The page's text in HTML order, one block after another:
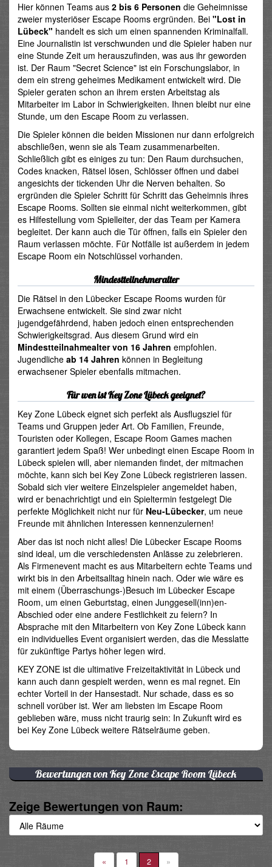
Hier können Teams aus 2 bis 6 Personen die Geheimnisse
zweier mysteriöser Escape Rooms ergründen. Bei "Lost in
Lübeck" handelt es sich um einen spannenden Kriminalfall.
Eine Journalistin ist verschwunden und die Spieler haben nur
eine Stunde Zeit um herauszufinden, was aus ihr geworden
ist. Der Raum "Secret Science" ist ein Forschungslabor, in
dem ein streng geheimes Medikament entwickelt wird. Die
Spieler geraten schon an ihrem ersten Arbeitstag als
Mitarbeiter im Labor in Schwierigkeiten. Ihnen bleibt nur eine
Stunde, um den Escape Room zu verlassen.
Die Spieler können die beiden Missionen nur dann erfolgreich
abschließen, wenn sie als Team zusammenarbeiten.
Schließlich gibt es einiges zu tun: Den Raum durchsuchen,
Codes knacken, Rätsel lösen, Schlösser öffnen und dabei
angesichts der tickenden Uhr die Nerven behalten. So
ergründen die Spieler Schritt für Schritt das Geheimnis ihres
Escape Rooms. Sollten sie einmal nicht weiterkommen, gibt
es Hilfestellung vom Spielleiter, der das Team per Kamera
begleitet. Der kann auch die Tür öffnen, falls ein Spieler den
Raum verlassen möchte. Für Notfälle ist außerdem in jedem
Escape Room ein Notschlüssel vorhanden.
Mindestteilnehmeralter
Die Rätsel in den Lübecker Escape Rooms wurden für
Erwachsene entwickelt. Sie sind zwar nicht
jugendgefährdend, haben jedoch einen entsprechenden
Schwierigkeitsgrad. Aus diesem Grund wird ein
Mindestteilnahmealter von 16 Jahren empfohlen.
Jugendliche ab 14 Jahren können in Begleitung
erwachsener Spieler ebenfalls mitmachen.
Für wen ist Key Zone Lübeck geeignet?
Key Zone Lübeck eignet sich perfekt als Ausflugsziel für
Teams und Gruppen jeder Art. Ob Familien, Freunde,
Touristen oder Kollegen, Escape Room Games machen
garantiert jedem Spaß! Wer unbedingt einen Escape Room in
Lübeck spielen will, aber niemanden findet, der mitmachen
möchte, kann sich bei Key Zone Lübeck registrieren lassen.
Sobald sich vier weitere Einzelspieler angemeldet haben,
wird er benachrichtigt und ein Spieltermin festgelegt Die
perfekte Möglichkeit nicht nur für Neu-Lübecker, um neue
Freunde mit ähnlichen Interessen kennenzulernen!
Aber das ist noch nicht alles! Die Lübecker Escape Rooms
sind ideal, um die verschiedensten Anlässe zu zelebrieren.
Als Firmenevent macht es aus Mitarbeitern echte Teams und
wirkt bis in den Arbeitsalltag hinein nach. Oder wie wäre es
mit einem (Überraschungs-)Besuch im Lübecker Escape
Room, um einen Geburtstag, einen Junggesell(inn)en-
Abschied oder eine andere Festlichkeit zu feiern? In
Absprache mit den Mitarbeitern von Key Zone Lübeck kann
ein individuelles Event organisiert werden, das die Messlatte
für zukünftige Partys höher legen wird.
KEY ZONE ist die ultimative Freizeitaktivität in Lübeck und
kann auch dann gespielt werden, wenn es mal regnet. Ein
echter Vorteil in der Hansestadt. Nur schade, dass es so
schnell vorüber ist. Wer am liebsten im Escape Room
geblieben wäre, muss nicht traurig sein: In Zukunft wird es
bei Key Zone Lübeck weitere Rätselräume geben.
Bewertungen von Key Zone Escape Room Lübeck
Zeige Bewertungen von Raum:
« 1 2 »